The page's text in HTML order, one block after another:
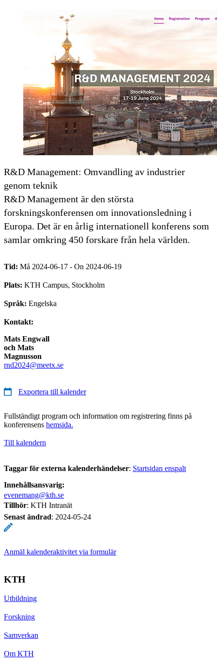
R&D Management: Omvandling av industrier
genom teknik
R&D Management är den största
forskningskonferensen om innovationsledning i
Europa. Det är en årlig internationell konferens som
samlar omkring 450 forskare från hela världen.
Tid: Må 2024-06-17 - On 2024-06-19
Plats: KTH Campus, Stockholm
Språk: Engelska
Kontakt:
Mats Engwall
och Mats
Magnusson
rnd2024@meetx.se
Exportera till kalender
Fullständigt program och information om registrering finns på
konferensens hemsida.
Till kalendern
Taggar för externa kalenderhändelser: Startsidan enspalt
Innehållsansvarig:
evenemang@kth.se
Tillhör: KTH Intranät
Senast ändrad: 2024-05-24
Anmäl kalenderaktivitet via formulär
KTH
Utbildning
Forskning
Samverkan
Om KTH